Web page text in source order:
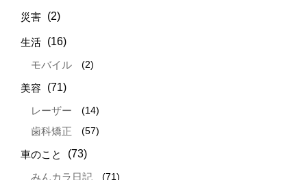
災害 (2)
生活 (16)
モバイル (2)
美容 (71)
レーザー (14)
歯科矯正 (57)
車のこと (73)
みんカラ日記 (71)